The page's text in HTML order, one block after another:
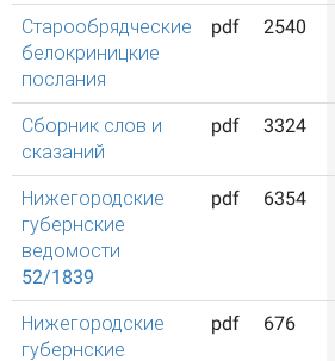
Старообрядческие
белокриницкие
послания
pdf 2540
Сборник слов и
сказаний
pdf 3324
Нижегородские
губернские
ведомости
52/1839
pdf 6354
Нижегородские
губернские
pdf 676